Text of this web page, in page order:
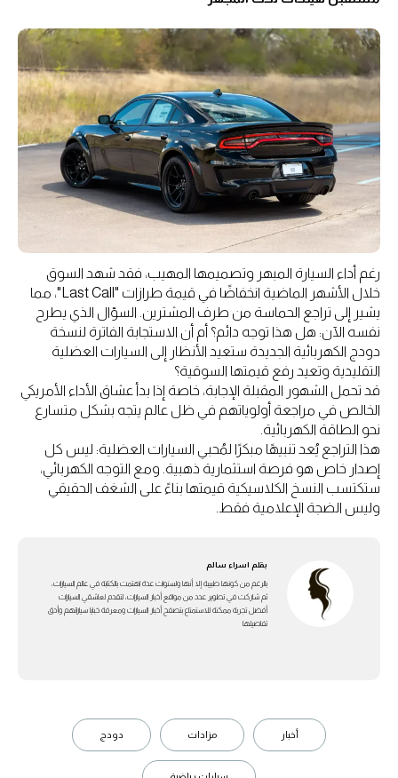
رغم أداء السيارة المبهر وتصميمها المهيب، فقد شهد السوق
خلال الأشهر الماضية انخفاضًا في قيمة طرازات "Last Call"، مما
يشير إلى تراجع الحماسة من طرف المشترين. السؤال الذي يطرح
نفسه الآن: هل هذا توجه دائم؟ أم أن الاستجابة الفاترة لنسخة
دودج الكهربائية الجديدة ستعيد الأنظار إلى السيارات العضلية
التقليدية وتعيد رفع قيمتها السوقية؟
قد تحمل الشهور المقبلة الإجابة، خاصة إذا بدأ عشاق الأداء الأمريكي
الخالص في مراجعة أولوياتهم في ظل عالم يتجه بشكل متسارع
نحو الطاقة الكهربائية.
هذا التراجع يُعد تنبيهًا مبكرًا لمُحبي السيارات العضلية: ليس كل
إصدار خاص هو فرصة استثمارية ذهبية. ومع التوجه الكهربائي،
ستكتسب النسخ الكلاسيكية قيمتها بناءً على الشغف الحقيقي
وليس الضجة الإعلامية فقط.
بقلم اسراء سالم
بالرغم من كونها طبيبة إلا أنها ولسنوات عدة اهتمت بالكتابة في عالم السيارات،
ثم شاركت في تطوير عدد من مواقع أخبار السيارات، لتقدم لعاشقي السيارات
أفضل تجربة ممكنة للاستمتاع بتصفح أخبار السيارات ومعرفة خبايا سياراتهم وأدق
تفاصيلها
أخبار مزادات دودج